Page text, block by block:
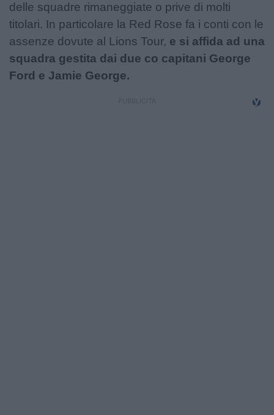
Serie A Elite
Campionati
Serie A
delle squadre rimaneggiate o prive di molti
titolari. In particolare la Red Rose fa i conti con le
assenze dovute al Lions Tour, e si affida ad una
squadra gestita dai due co capitani George
Ford e Jamie George.